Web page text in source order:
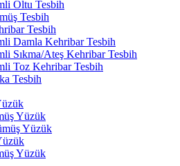
Oltu Tesbih
Tesbih
Tesbih
Damla Kehribar Tesbih
Sıkma/Ateş Kehribar Tesbih
Toz Kehribar Tesbih
Tesbih
Yüzük
Yüzük
Yüzük